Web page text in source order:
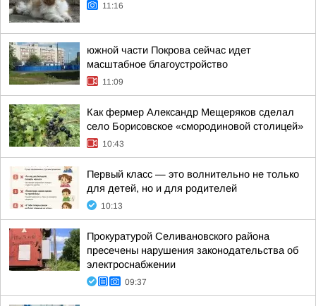
11:16
южной части Покрова сейчас идет
масштабное благоустройство
11:09
Как фермер Александр Мещеряков сделал
село Борисовское «смородиновой столицей»
10:43
Первый класс — это волнительно не только
для детей, но и для родителей
10:13
Прокуратурой Селивановского района
пресечены нарушения законодательства об
электроснабжении
09:37